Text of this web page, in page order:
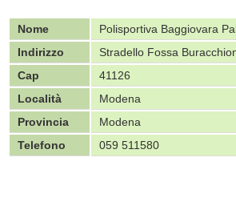
Nome
Polisportiva Baggiovara
Indirizzo
Stradello Fossa
Cap
41126
Località
Modena
Provincia
Modena
Telefono
059 511580